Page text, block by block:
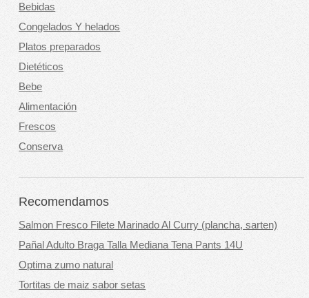
Bebidas
Congelados Y helados
Platos preparados
Dietéticos
Bebe
Alimentación
Frescos
Conserva
Recomendamos
Salmon Fresco Filete Marinado Al Curry (plancha, sarten)
Pañal Adulto Braga Talla Mediana Tena Pants 14U
Optima zumo natural
Tortitas de maiz sabor setas